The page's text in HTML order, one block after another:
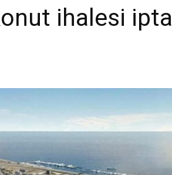
ihalesi iptal